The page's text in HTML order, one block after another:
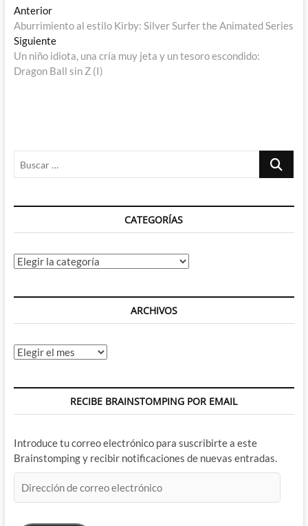
Navegación
de
entradas
AnteriorEntrada
anterior:
Aburrimiento al estilo Kirby: Silver Surfer the Animated Series
SiguienteEntrada
siguiente:
Un niño idiota, una cría muy jeta y un tesoro escondido:
Dragon Ball sin Z (I)
Buscar
CATEGORÍAS
Categorías
ARCHIVOS
Archivos
RECIBE BRAINSTOMPING POR EMAIL
Introduce tu correo electrónico para suscribirte a este
Brainstomping y recibir notificaciones de nuevas entradas.
de